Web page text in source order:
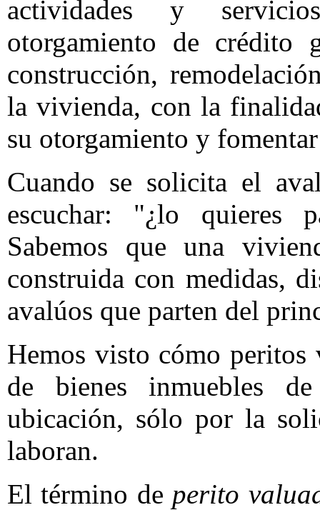
actividades y
otorgamiento de crédito
construcción,
la vivienda, con la
su otorgamiento y
Cuando se solicita el
escuchar: "¿lo quieres
Sabemos que una
construida con medidas,
avalúos que parten del
Hemos visto cómo peritos
de bienes inmuebles
ubicación, sólo por la
laboran.
El término de perito